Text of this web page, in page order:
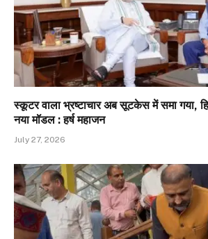
स्कूटर वाला भ्रष्टाचार अब सूटकेस में समा गया,
नया मॉडल : हर्ष महाजन
July 27, 2026